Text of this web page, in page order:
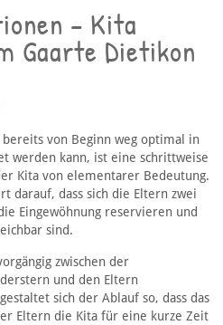
– Kita
Gaarte Dietikon
von Beginn weg optimal in
werden kann, ist eine schrittweise
Kita von elementarer Bedeutung.
darauf, dass sich die Eltern zwei
Eingewöhnung reservieren und
sind.
zwischen der
und den Eltern
sich der Ablauf so, dass das
Eltern die Kita für eine kurze Zeit